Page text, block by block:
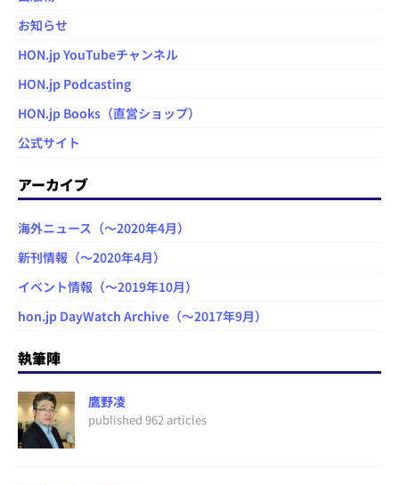
お知らせ
HON.jp YouTubeチャンネル
HON.jp Podcasting
HON.jp Books（直営ショップ）
公式サイト
アーカイブ
海外ニュース（～2020年4月）
新刊情報（～2020年4月）
イベント情報（～2019年10月）
hon.jp DayWatch Archive（～2017年9月）
執筆陣
鷹野凌
published 962 articles